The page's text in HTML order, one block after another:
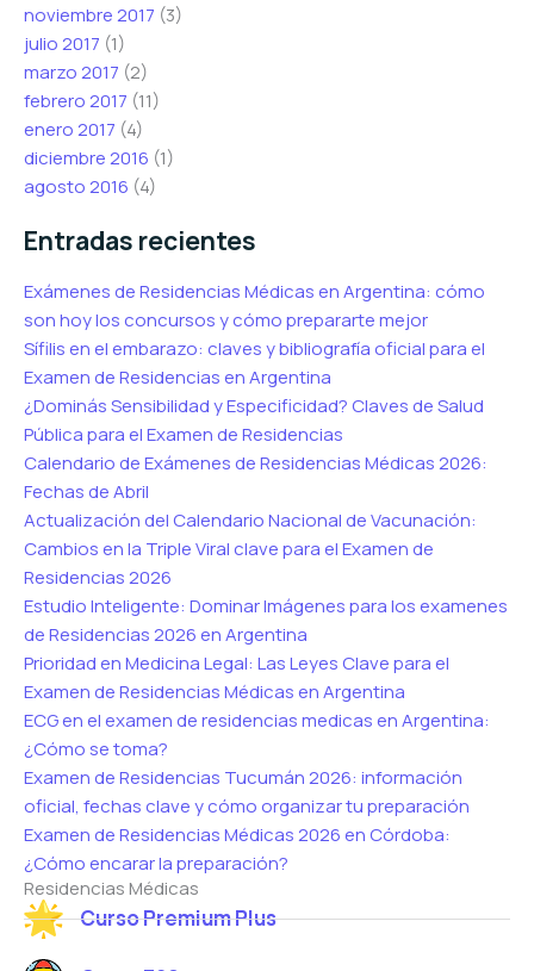
noviembre 2017 (3)
julio 2017 (1)
marzo 2017 (2)
febrero 2017 (11)
enero 2017 (4)
diciembre 2016 (1)
agosto 2016 (4)
Entradas recientes
Exámenes de Residencias Médicas en Argentina: cómo
son hoy los concursos y cómo prepararte mejor
Sífilis en el embarazo: claves y bibliografía oficial para el
Examen de Residencias en Argentina
¿Dominás Sensibilidad y Especificidad? Claves de Salud
Pública para el Examen de Residencias
Calendario de Exámenes de Residencias Médicas 2026:
Fechas de Abril
Actualización del Calendario Nacional de Vacunación:
Cambios en la Triple Viral clave para el Examen de
Residencias 2026
Estudio Inteligente: Dominar Imágenes para los examenes
de Residencias 2026 en Argentina
Prioridad en Medicina Legal: Las Leyes Clave para el
Examen de Residencias Médicas en Argentina
ECG en el examen de residencias medicas en Argentina:
¿Cómo se toma?
Examen de Residencias Tucumán 2026: información
oficial, fechas clave y cómo organizar tu preparación
Examen de Residencias Médicas 2026 en Córdoba:
¿Cómo encarar la preparación?
Residencias Médicas
Curso Premium Plus